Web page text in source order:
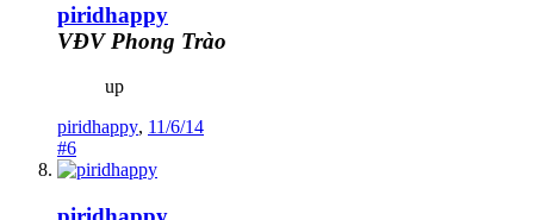
piridhappy
VĐV Phong Trào
up
piridhappy, 11/6/14
#6